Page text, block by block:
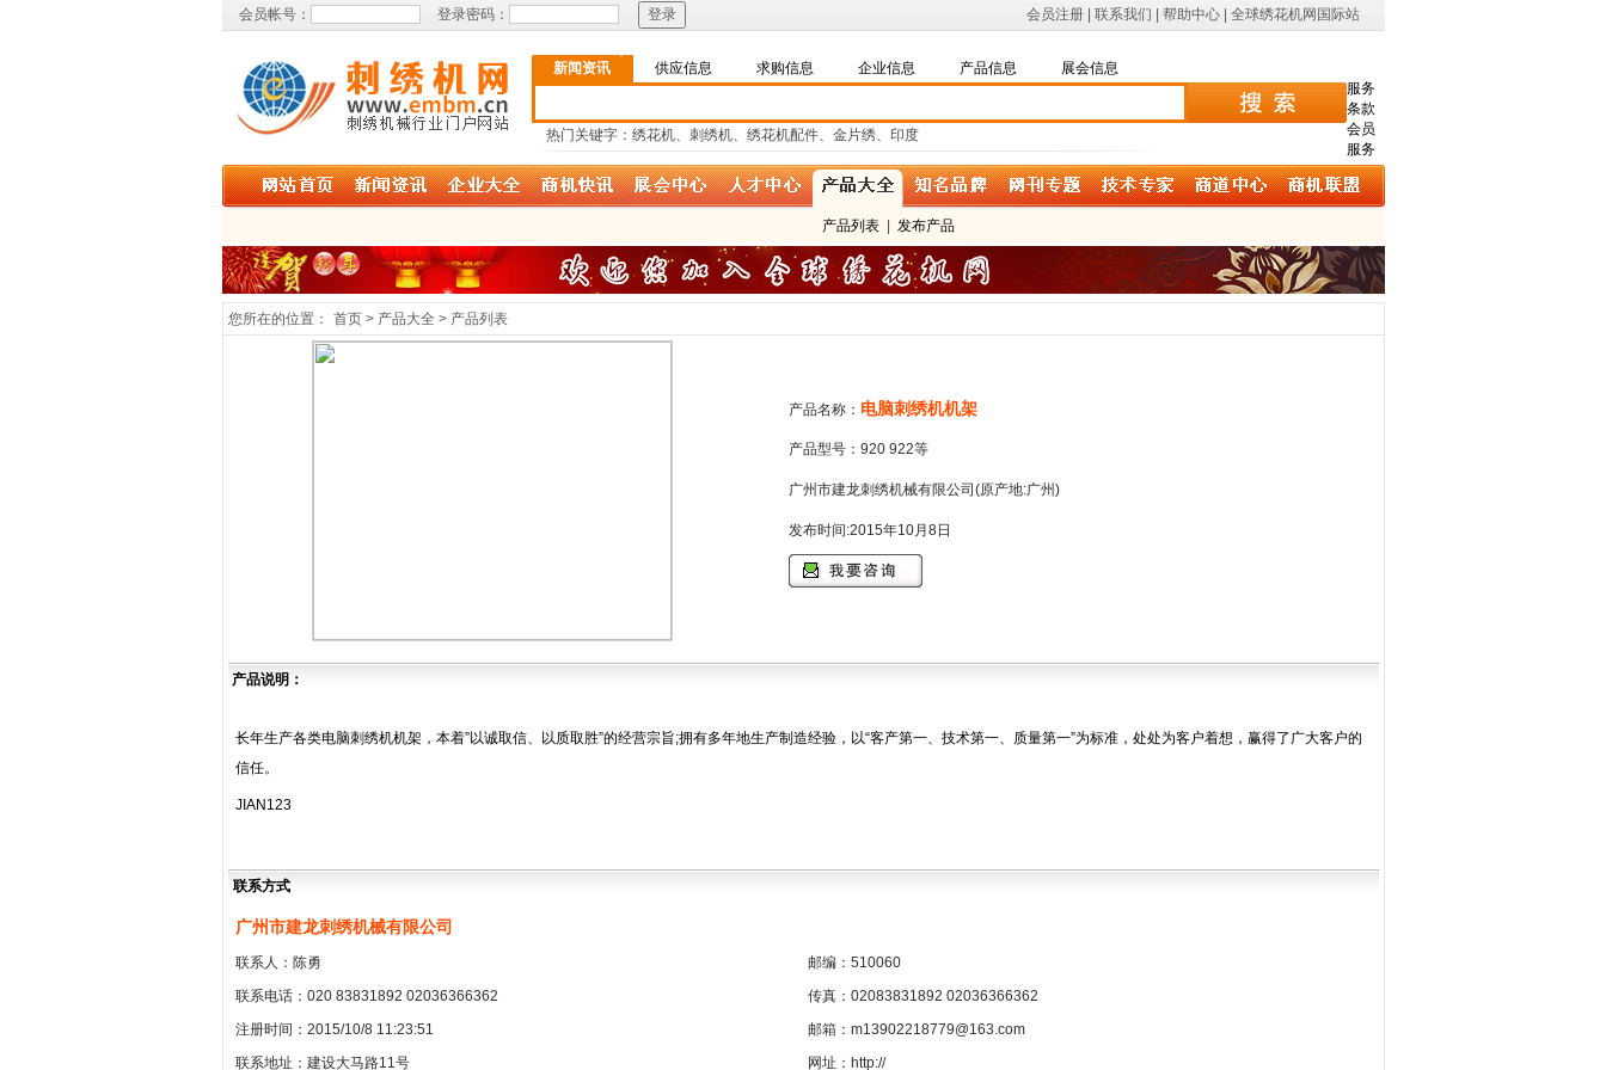
会员帐号： 登录密码： 会员注册| 联系我们 帮助中心| 全球绣花机网国际站
新闻资讯 供应信息 求购信息 企业信息 产品信息 展会信息
热门关键字：绣花机、刺绣机、绣花机配件、金片绣、印度
服务
条款
会员
服务
产品列表| 发布产品
您所在的位置： 首页 > 产品大全 > 产品列表
产品名称： 电脑刺绣机机架
产品型号：920 922等
广州市建龙刺绣机械有限公司(原产地:广州)
发布时间:2015年10月8日
产品说明：
长年生产各类电脑刺绣机机架，本着”以诚取信、以质取胜”的经营宗旨;拥有多年地生产制造经验，以“客产第一、技术第一、质量第一”为标准，处处为客户着想，赢得了广大客户的
信任。
JIAN123
联系方式
广州市建龙刺绣机械有限公司
联系人：陈勇
邮编：510060
联系电话：020 83831892 02036366362
传真：02083831892 02036366362
注册时间：2015/10/8 11:23:51
邮箱：m13902218779@163.com
联系地址：建设大马路11号
网址： http://